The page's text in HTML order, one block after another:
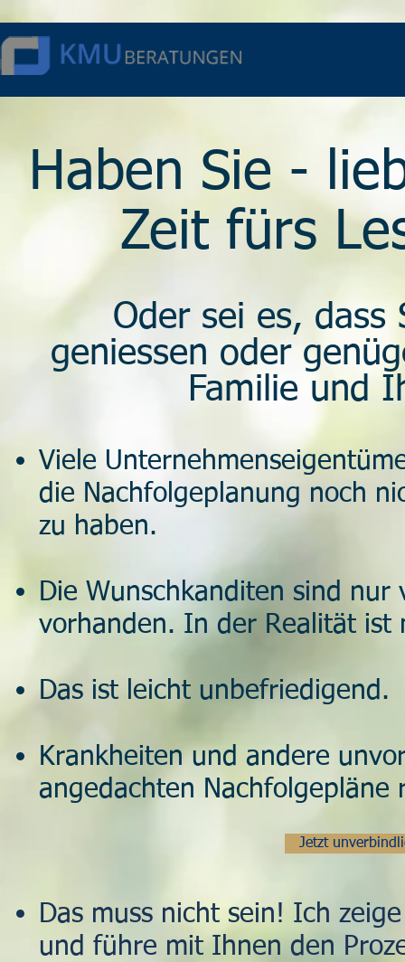
Haben Sie -
Zeit fürs
Oder sei es, dass
geniessen oder
Familie und
Viele
die Nachfolgeplanung noch
zu haben.
Die Wunschkanditen sind
vorhanden. In der Realität ist
Das ist leicht unbefriedigend.
Krankheiten und andere
angedachten Nachfolgepläne
Jetzt
Das muss nicht sein! Ich
und führe mit Ihnen den